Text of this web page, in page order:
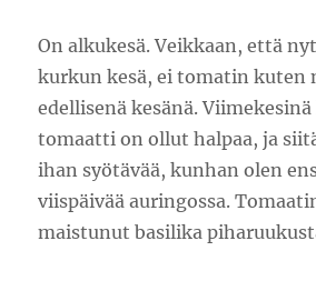
On alkukesä. Veikkaan, että
kurkun kesä, ei tomatin kuten
edellisenä kesänä.
tomaatti on ollut halpaa, ja
ihan syötävää, kunhan olen
viispäivää auringossa.
maistunut basilika